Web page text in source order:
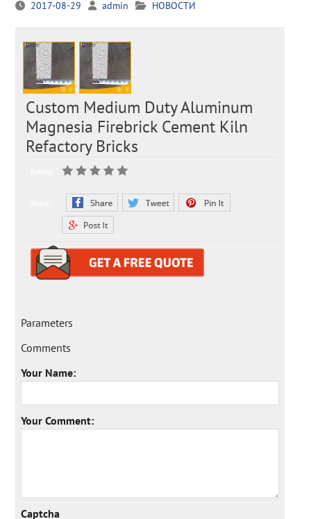
2017-08-29 admin НОВОСТИ
Custom Medium Duty Aluminum
Magnesia Firebrick Cement Kiln
Refactory Bricks
Parameters
Comments
Your Name:
Your Comment:
Captcha